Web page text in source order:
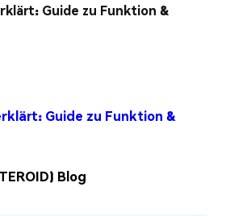
Guide zu Funktion &
Guide zu Funktion &
Blog